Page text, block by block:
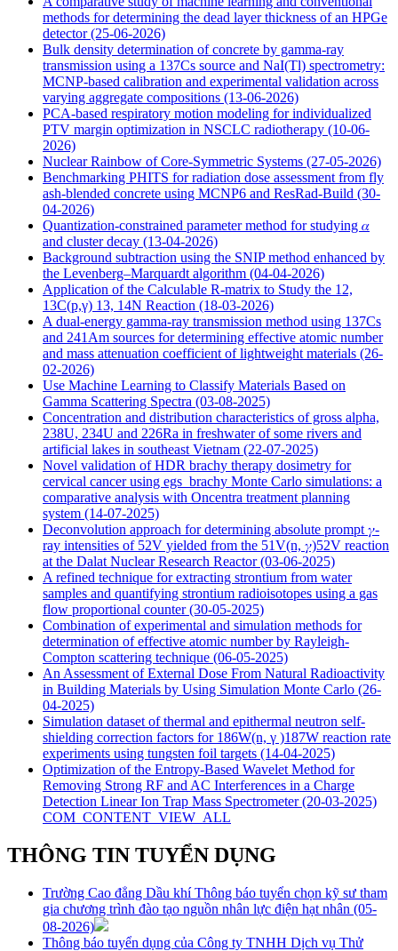
methods for determining the dead layer thickness of an HPGe
detector(25-06-2026)
Bulk density determination of concrete by gamma-ray
transmission using a 137Cs source and NaI(Tl) spectrometry:
MCNP-based calibration and experimental validation across
varying aggregate compositions (13-06-2026)
PCA-based respiratory motion modeling for individualized
PTV margin optimization in NSCLC radiotherapy (10-06-
2026)
Nuclear Rainbow of Core-Symmetric Systems (27-05-2026)
Benchmarking PHITS for radiation dose assessment from fly
ash-blended concrete using MCNP6 and ResRad-Build (30-
04-2026)
Quantization-constrained parameter method for studying 𝛼
and cluster decay (13-04-2026)
Background subtraction using the SNIP method enhanced by
the Levenberg–Marquardt algorithm (04-04-2026)
Application of the Calculable R-matrix to Study the 12,
13C(p,γ) 13, 14N Reaction (18-03-2026)
A dual-energy gamma-ray transmission method using 137Cs
and 241Am sources for determining effective atomic number
and mass attenuation coefficient of lightweight materials (26-
02-2026)
Use Machine Learning to Classify Materials Based on
Gamma Scattering Spectra (03-08-2025)
Concentration and distribution characteristics of gross alpha,
238U, 234U and 226Ra in freshwater of some rivers and
artificial lakes in southeast Vietnam (22-07-2025)
Novel validation of HDR brachy therapy dosimetry for
cervical cancer using egs_brachy Monte Carlo simulations: a
comparative analysis with Oncentra treatment planning
system (14-07-2025)
Deconvolution approach for determining absolute prompt 𝛾-
ray intensities of 52V yielded from the 51V(n, 𝛾)52V reaction
at the Dalat Nuclear Research Reactor(03-06-2025)
A refined technique for extracting strontium from water
samples and quantifying strontium radioisotopes using a gas
flow proportional counter(30-05-2025)
Combination of experimental and simulation methods for
determination of effective atomic number by Rayleigh-
Compton scattering technique (06-05-2025)
An Assessment of External Dose From Natural Radioactivity
in Building Materials by Using Simulation Monte Carlo (26-
04-2025)
Simulation dataset of thermal and epithermal neutron self-
shielding correction factors for 186W(n, γ )187W reaction rate
experiments using tungsten foil targets (14-04-2025)
Optimization of the Entropy-Based Wavelet Method for
Removing Strong RF and AC Interferences in a Charge
Detection Linear Ion Trap Mass Spectrometer(20-03-2025)
COM_CONTENT_VIEW_ALL
THÔNG TIN TUYỂN DỤNG
Trường Cao đẳng Dầu khí Thông báo tuyển chọn kỹ sư tham
gia chương trình đào tạo nguồn nhân lực điện hạt nhân (05-
08-2026)
Thông báo tuyển dụng của Công ty TNHH Dịch vụ Thử